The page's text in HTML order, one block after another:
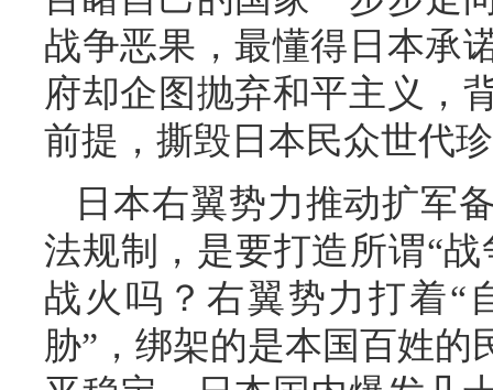
战争恶果，最懂得日本承
府却企图抛弃和平主义，
前提，撕毁日本民众世代
日本右翼势力推动扩军
法规制，是要打造所谓“
战火吗？右翼势力打着“
胁”，绑架的是本国百姓